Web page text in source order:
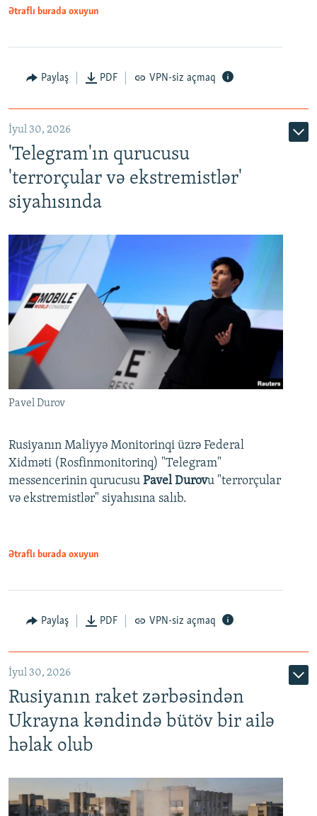
Ətraflı burada oxuyun
Paylaş PDF VPN-siz açmaq
İyul 30, 2026
'Telegram'ın qurucusu
'terrorçular və ekstremistlər'
siyahısında
Pavel Durov
Rusiyanın Maliyyə Monitorinqi üzrə Federal
Xidməti (Rosfinmonitorinq) "Telegram"
messencerinin qurucusu Pavel Durovu "terrorçular
və ekstremistlər" siyahısına salıb.
Ətraflı burada oxuyun
Paylaş PDF VPN-siz açmaq
İyul 30, 2026
Rusiyanın raket zərbəsindən
Ukrayna kəndində bütöv bir ailə
həlak olub